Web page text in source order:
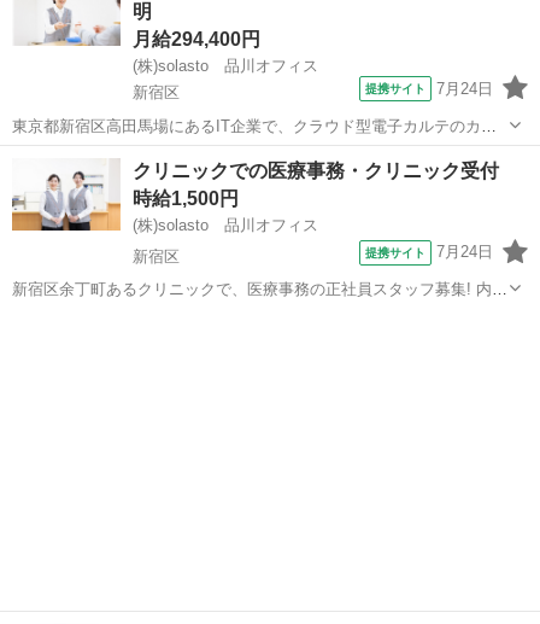
明
月給294,400円
(株)solasto 品川オフィス
新宿区
提携サイト 7月24日
東京都新宿区高田馬場にあるIT企業で、クラウド型電子カルテのカス
タマーサポートスタッフを募集しています。 紹介予定派遣なので、直
接雇用前提での採用です◎ 自社電子カルテを利用するお客様(クリニッ
ク)からの問い合わせに対して...
新宿区 データ入力
クリニックでの医療事務・クリニック受付
時給1,500円
(株)solasto 品川オフィス
新宿区
提携サイト 7月24日
新宿区余丁町あるクリニックで、医療事務の正社員スタッフ募集! 内